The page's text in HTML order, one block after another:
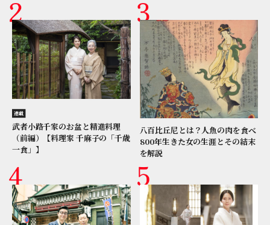
連載
武者小路千家のお盆と精進料理
（前編）【料理家 千麻子の「千歳
一食」】
八百比丘尼とは？人魚の肉を食べ
800年生きた女の生涯とその結末
を解説